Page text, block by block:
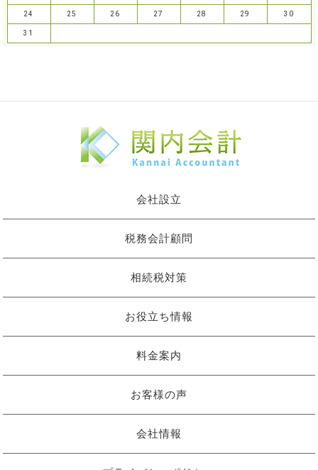
24 25 26 27 28 29 30
31
会社設立
税務会計顧問
相続税対策
お役立ち情報
料金案内
お客様の声
会社情報